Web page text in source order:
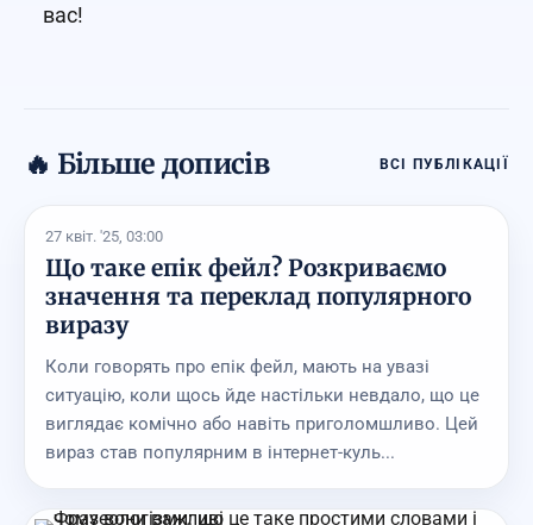
вас!
🔥 Більше дописів ВСІ ПУБЛІКАЦІЇ
27 квіт. '25, 03:00
Що таке епік фейл? Розкриваємо
значення та переклад популярного
виразу
Коли говорять про епік фейл, мають на увазі
ситуацію, коли щось йде настільки невдало, що це
виглядає комічно або навіть приголомшливо. Цей
вираз став популярним в інтернет-куль...